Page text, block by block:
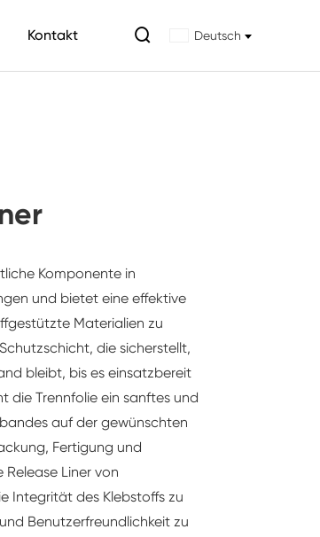
Kontakt  Deutsch
Komponente in
und bietet eine effektive
Materialien zu
die sicherstellt,
bleibt, bis es einsatzbereit
die Trennfolie ein sanftes und
auf der gewünschten
Fertigung und
Liner von
Integrität des Klebstoffs zu
Benutzerfreundlichkeit zu